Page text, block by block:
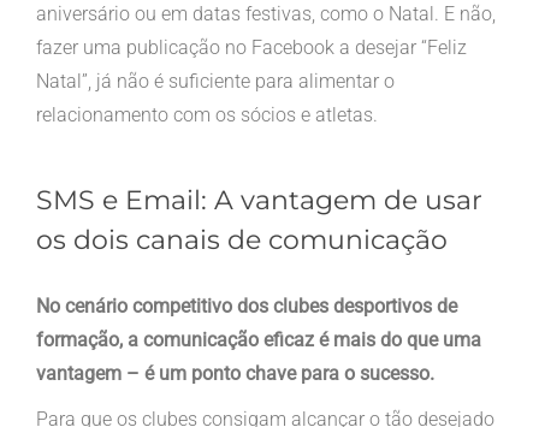
aniversário ou em datas festivas, como o Natal. E não,
fazer uma publicação no Facebook a desejar “Feliz
Natal”, já não é suficiente para alimentar o
relacionamento com os sócios e atletas.
SMS e Email: A vantagem de usar
os dois canais de comunicação
No cenário competitivo dos clubes desportivos de
formação, a comunicação eficaz é mais do que uma
vantagem – é um ponto chave para o sucesso.
Para que os clubes consigam alcançar o tão desejado